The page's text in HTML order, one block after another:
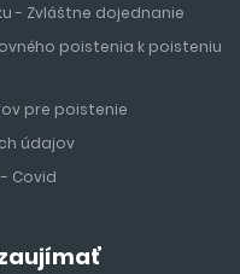
- Zvláštne dojednanie
poistenia k poisteniu
pre poistenie
údajov
Covid